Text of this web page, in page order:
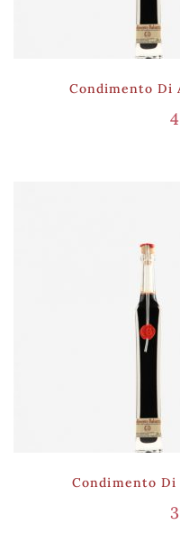
Condimento Di
Condimento Di